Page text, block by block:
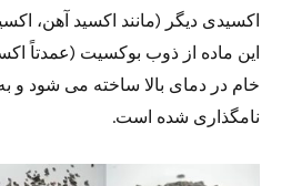
اکسیدی دیگر (مانند اکسید آهن،
این ماده از ذوب بوکسیت (عمدتاً
خام در دمای بالا ساخته می شود و
نامگذاری شده است.